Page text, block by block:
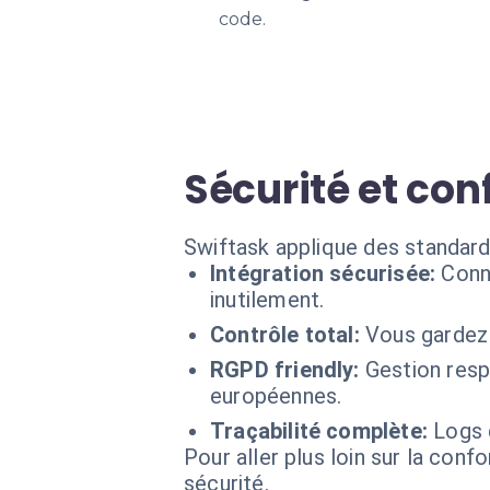
code.
Sécurité et
Swiftask applique des
Intégration sécurisée:
inutilement.
Contrôle total: Vous
RGPD friendly: Gestion
européennes.
Traçabilité complète: Logs
Pour aller plus loin sur la
sécurité.